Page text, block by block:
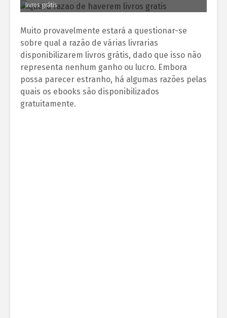
livros grátis
Muito provavelmente estará a questionar-se
sobre qual a razão de várias livrarias
disponibilizarem livros grátis, dado que isso não
representa nenhum ganho ou lucro. Embora
possa parecer estranho, há algumas razões pelas
quais os ebooks são disponibilizados
gratuitamente.